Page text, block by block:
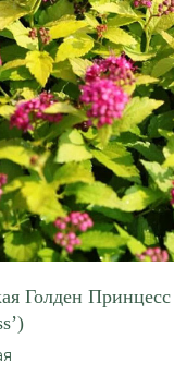
Голден